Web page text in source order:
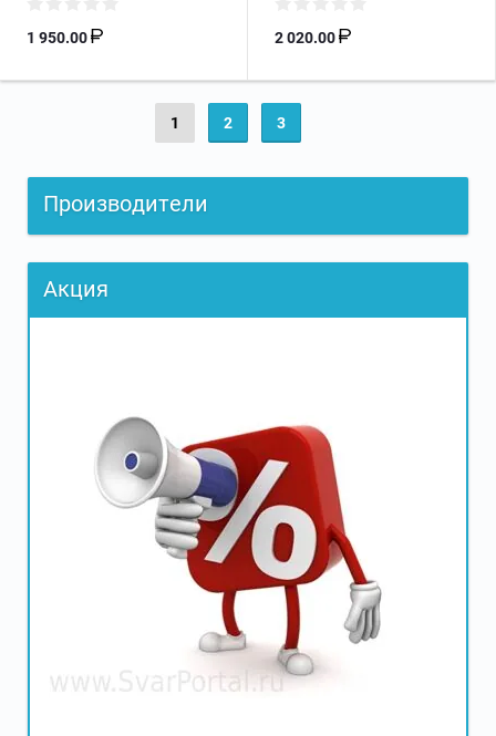
1 950.00 2 020.00
1 2 3
Производители
Акция